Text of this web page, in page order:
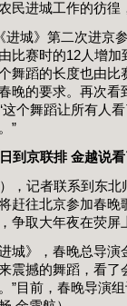
民进城工作的彷徨
进城》第二次进京
比赛时的12人增
舞蹈的长度也由
晚的要求。再次
这个舞蹈让所有人
”
日到京联排 金越说
，记者联系到东
赶往北京参加春
争取大年夜在荧屏
城》，春晚总导演
震撼的舞蹈，看
”目前，春晚导演